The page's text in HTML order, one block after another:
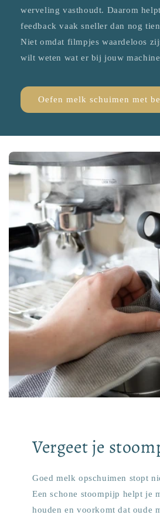
werveling vasthoudt. Daarom
feedback vaak sneller dan nog
Niet omdat filmpjes waardeloos
wilt weten wat er bij jouw
Oefen melk schuimen met
Vergeet je
Goed melk opschuimen stopt
Een schone stoompijp helpt je
houden en voorkomt dat oude